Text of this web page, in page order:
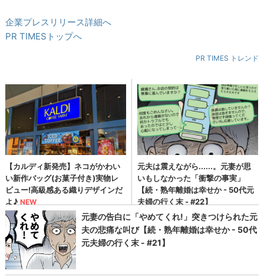
企業プレスリリース詳細へ
PR TIMESトップへ
PR TIMES トレンド